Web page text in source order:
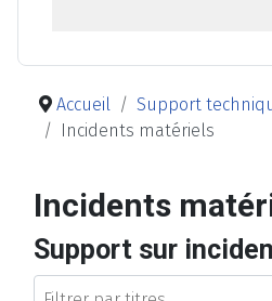
Accueil
Support
Incidents matériels
Incidents
Support sur
Filtrer par titres